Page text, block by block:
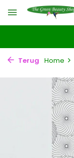
Terug Home